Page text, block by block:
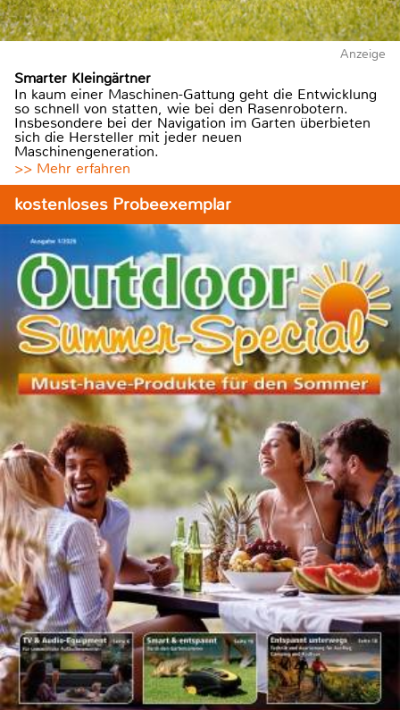
Anzeige
Smarter Kleingärtner
In kaum einer Maschinen-Gattung geht die Entwicklung
so schnell von statten, wie bei den Rasenrobotern.
Insbesondere bei der Navigation im Garten überbieten
sich die Hersteller mit jeder neuen
Maschinengeneration.
>> Mehr erfahren
kostenloses Probeexemplar